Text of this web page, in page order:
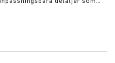
tillsammans med ett
Sulan är tillverkad